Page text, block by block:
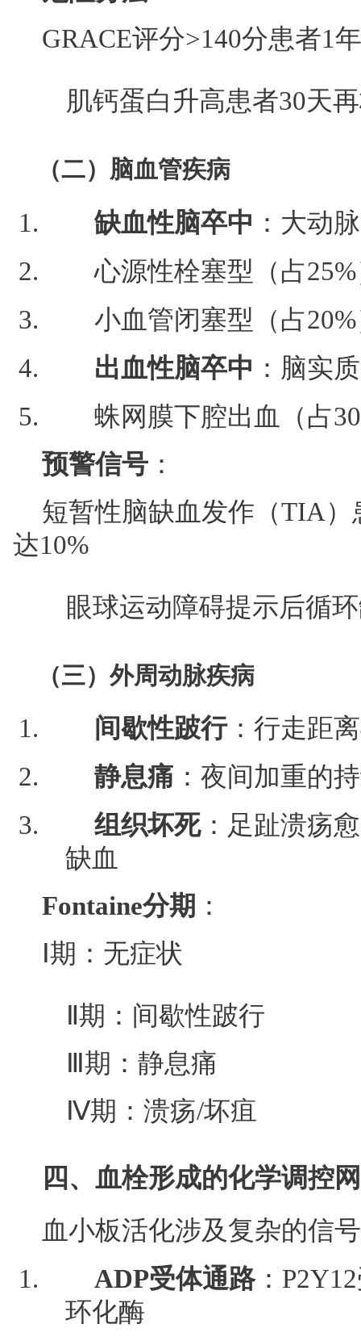
GRACE评分>140分患者1
肌钙蛋白升高患者30天
（二）脑血管疾病
缺血性脑卒中 ：大动
心源性栓塞型（占
小血管闭塞型（占
出血性脑卒中 ：脑实
蛛网膜下腔出血（占
预警信号 ：
短暂性脑缺血发作（TIA
达10%
眼球运动障碍提示后循
（三）外周动脉疾病
间歇性跛行：行走距
静息痛 ：夜间加重的
组织坏死：足趾溃疡
缺血
Fontaine分期 ：
Ⅰ期：无症状
Ⅱ期：间歇性跛行
Ⅲ期：静息痛
Ⅳ期：溃疡/坏疽
四、血栓形成的化学调控
血小板活化涉及复杂的信
ADP受体通路：
环化酶